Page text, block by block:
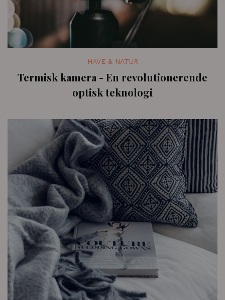
HAVE & NATUR
Termisk kamera - En revolutionerende
optisk teknologi